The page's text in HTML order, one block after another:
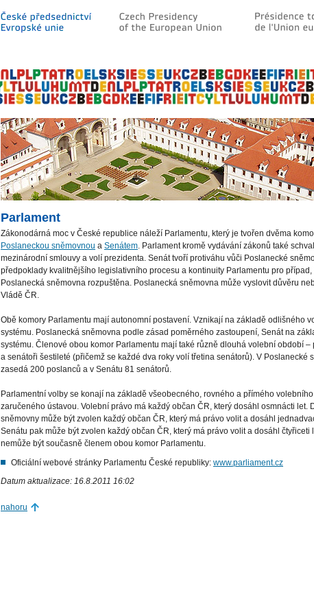
Parlament
Zákonodárná moc v České republice náleží Parlamentu, který je tvořen dvěma
Poslaneckou sněmovnou a Senátem. Parlament kromě vydávání zákonů také
mezinárodní smlouvy a volí prezidenta. Senát tvoří protiváhu vůči Poslanecké
předpoklady kvalitnějšího legislativního procesu a kontinuity Parlamentu pro případ,
Poslanecká sněmovna rozpuštěna. Poslanecká sněmovna může vyslovit důvěru
Vládě ČR.
Obě komory Parlamentu mají autonomní postavení. Vznikají na základě odlišného
systému. Poslanecká sněmovna podle zásad poměrného zastoupení, Senát na
systému. Členové obou komor Parlamentu mají také různě dlouhá volební období
a senátoři šestileté (přičemž se každé dva roky volí třetina senátorů). V Poslanecké
zasedá 200 poslanců a v Senátu 81 senátorů.
Parlamentní volby se konají na základě všeobecného, rovného a přímého
zaručeného ústavou. Volební právo má každý občan ČR, který dosáhl osmnácti let.
sněmovny může být zvolen každý občan ČR, který má právo volit a dosáhl
Senátu pak může být zvolen každý občan ČR, který má právo volit a dosáhl čtyřiceti
nemůže být současně členem obou komor Parlamentu.
Oficiální webové stránky Parlamentu České republiky: www.parliament.cz
Datum aktualizace: 16.8.2011 16:02
nahoru